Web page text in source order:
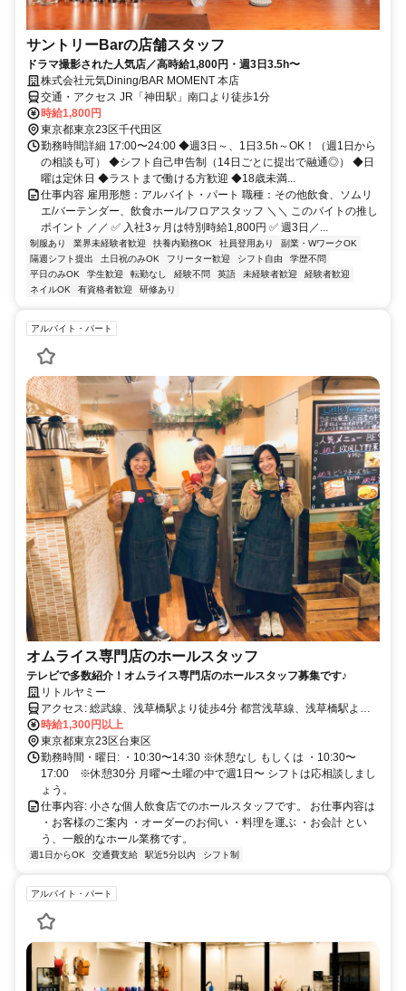
サントリーBarの店舗スタッフ
ドラマ撮影された人気店／高時給1,800円・週3日3.5h〜
株式会社元気Dining/BAR MOMENT 本店
交通・アクセス JR「神田駅」南口より徒歩1分
時給1,800円
東京都東京23区千代田区
勤務時間詳細 17:00〜24:00 ◆週3日～、1日3.5h～OK！（週1日から
の相談も可） ◆シフト自己申告制（14日ごとに提出で融通◎） ◆日
曜は定休日 ◆ラストまで働ける方歓迎 ◆18歳未満...
仕事内容 雇用形態：アルバイト・パート 職種：その他飲食、ソムリ
エ/バーテンダー、飲食ホール/フロアスタッフ ＼＼ このバイトの推し
ポイント ／／ ✅ 入社3ヶ月は特別時給1,800円 ✅ 週3日／...
制服あり 業界未経験者歓迎 扶養内勤務OK 社員登用あり
副業・WワークOK
隔週シフト提出
土日祝のみOK フリーター歓迎 シフト自由
学歴不問
平日のみOK
学生歓迎 転勤なし 経験不問 英語 未経験者歓迎
経験者歓迎
ネイルOK
有資格者歓迎 研修あり
アルバイト・パート
オムライス専門店のホールスタッフ
テレビで多数紹介！オムライス専門店のホールスタッフ募集です♪
リトルヤミー
アクセス: 総武線、浅草橋駅より徒歩4分 都営浅草線、浅草橋駅より
徒歩2分
時給1,300円以上
東京都東京23区台東区
勤務時間・曜日: ・10:30〜14:30 ※休憩なし もしくは ・10:30〜
17:00 ※休憩30分 月曜〜土曜の中で週1日〜 シフトは応相談しまし
ょう。
仕事内容: 小さな個人飲食店でのホールスタッフです。 お仕事内容は
・お客様のご案内 ・オーダーのお伺い ・料理を運ぶ ・お会計 とい
う、一般的なホール業務です。
週1日からOK 交通費支給 駅近5分以内 シフト制
アルバイト・パート